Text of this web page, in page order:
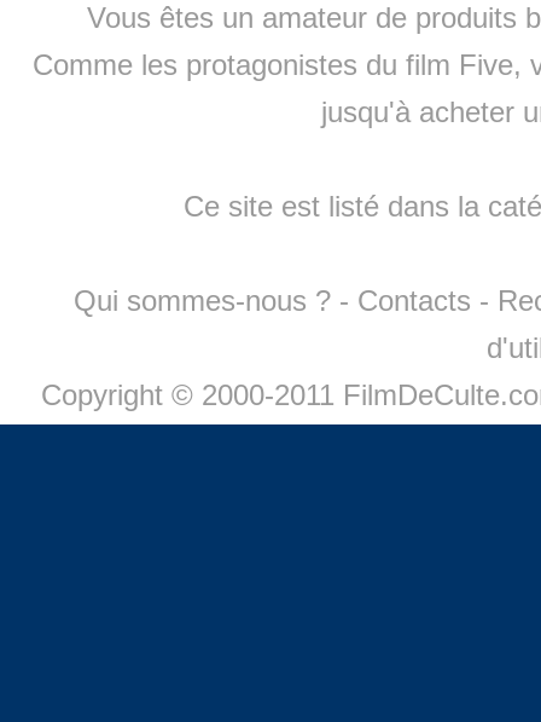
Vous êtes un amateur de produits
Comme les protagonistes du film Five,
jusqu'à acheter
Ce site est listé dans la
Qui sommes-nous ? - Contacts -
Copyright © 2000-2011